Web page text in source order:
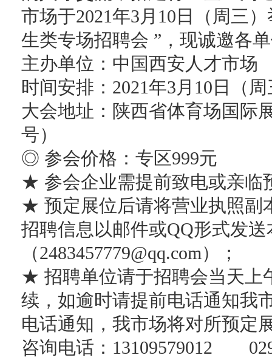
市场于2021年3月10日（周三
生类专场招聘会 ”，现诚邀各
主办单位：中国西安人才市
时间安排：2021年3月10日（
大会地址：陕西省体育场国际
号）
◎ 参会价格：专区999元
★ 参会企业需提前致电或亲临
★ 预定展位后请将营业执照副
招聘信息以邮件或QQ形式发送
（2483457779@qq.com）；
★ 招聘单位请于招聘会当天上
续，如逾时请提前电话通知我
电话通知，我市场将对所预定
咨询电话：13109579012